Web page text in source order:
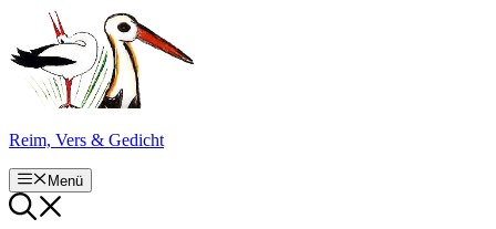
springen
Reim, Vers & Gedicht
Menü